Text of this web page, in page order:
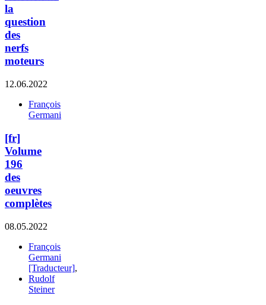
la
question
des
nerfs
moteurs
12.06.2022
François
Germani
[fr]
Volume
196
des
oeuvres
complètes
08.05.2022
François
Germani
[Traducteur],
Rudolf
Steiner